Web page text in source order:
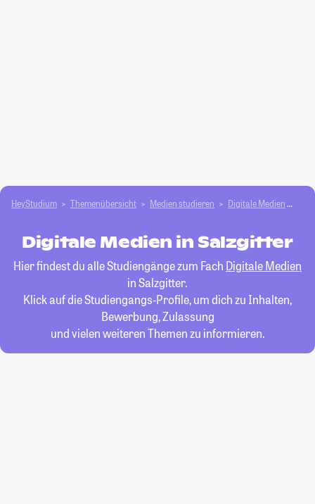
HeyStudium Themenübersicht Medien studieren Digitale Medien
Digitale Medien in Salzgitter
Hier findest du alle Studiengänge zum Fach Digitale Medien
in Salzgitter.
Klick auf die Studiengangs-Profile, um dich zu Inhalten,
Bewerbung, Zulassung
und vielen weiteren Themen zu informieren.